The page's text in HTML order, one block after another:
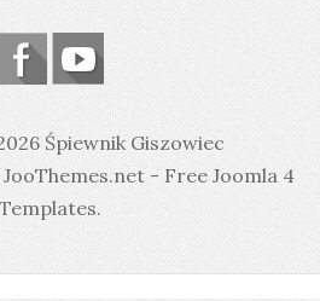
Śpiewnik Giszowiec
- Free Joomla 4
Templates.